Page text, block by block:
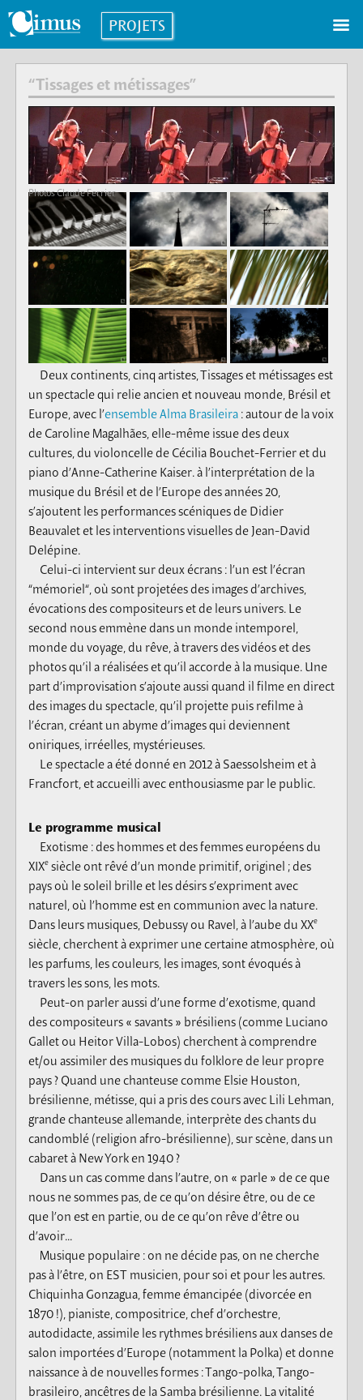
PROJETS
“Tissages et métissages”
Photos Claude Ferrier
Deux continents, cinq artistes, Tissages et métissages est
un spectacle qui relie ancien et nouveau monde, Brésil et
Europe, avec l’ensemble Alma Brasileira : autour de la voix
de Caroline Magalhães, elle-même issue des deux
cultures, du violoncelle de Cécilia Bouchet-Ferrier et du
piano d’Anne-Catherine Kaiser. à l’interprétation de la
musique du Brésil et de l’Europe des années 20,
s’ajoutent les performances scéniques de Didier
Beauvalet et les interventions visuelles de Jean-David
Delépine.
Celui-ci intervient sur deux écrans : l’un est l’écran
“mémoriel“, où sont projetées des images d’archives,
évocations des compositeurs et de leurs univers. Le
second nous emmène dans un monde intemporel,
monde du voyage, du rêve, à travers des vidéos et des
photos qu’il a réalisées et qu’il accorde à la musique. Une
part d’improvisation s’ajoute aussi quand il filme en direct
des images du spectacle, qu’il projette puis refilme à
l’écran, créant un abyme d’images qui deviennent
oniriques, irréelles, mystérieuses.
Le spectacle a été donné en 2012 à Saessolsheim et à
Francfort, et accueilli avec enthousiasme par le public.
Le programme musical
Exotisme : des hommes et des femmes européens du
XIXe siècle ont rêvé d’un monde primitif, originel ; des
pays où le soleil brille et les désirs s’expriment avec
naturel, où l’homme est en communion avec la nature.
Dans leurs musiques, Debussy ou Ravel, à l’aube du XXe
siècle, cherchent à exprimer une certaine atmosphère, où
les parfums, les couleurs, les images, sont évoqués à
travers les sons, les mots.
Peut-on parler aussi d’une forme d’exotisme, quand
des compositeurs « savants » brésiliens (comme Luciano
Gallet ou Heitor Villa-Lobos) cherchent à comprendre
et/ou assimiler des musiques du folklore de leur propre
pays ? Quand une chanteuse comme Elsie Houston,
brésilienne, métisse, qui a pris des cours avec Lili Lehman,
grande chanteuse allemande, interprète des chants du
candomblé (religion afro-brésilienne), sur scène, dans un
cabaret à New York en 1940 ?
Dans un cas comme dans l’autre, on « parle » de ce que
nous ne sommes pas, de ce qu’on désire être, ou de ce
que l’on est en partie, ou de ce qu’on rêve d’être ou
d’avoir...
Musique populaire : on ne décide pas, on ne cherche
pas à l’être, on EST musicien, pour soi et pour les autres.
Chiquinha Gonzagua, femme émancipée (divorcée en
1870 !), pianiste, compositrice, chef d’orchestre,
autodidacte, assimile les rythmes brésiliens aux danses de
salon importées d’Europe (notamment la Polka) et donne
naissance à de nouvelles formes : Tango-polka, Tango-
brasileiro, ancêtres de la Samba brésilienne. La vitalité